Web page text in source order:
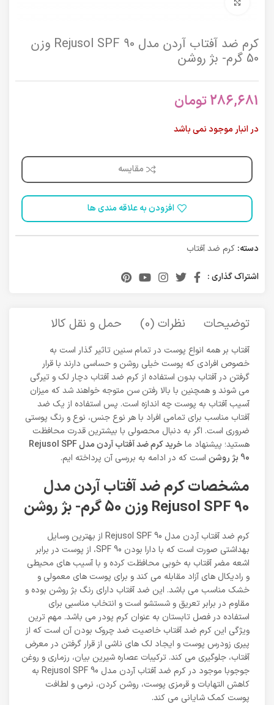
کرم ضد آفتاب آردن مدل Rejusol SPF 90 وزن
50 گرم- بژ روشن
286,681تومان
در انبار موجود نمی باشد
مقایسه
افزودن به علاقه مندی ها
دسته: کرم ضد آفتاب
اشتراک گذاری :
توضیحات نظرات (0) حمل و نقل کالا
آفتاب بر همه انواع پوست در تمام سنین تاثیر گذار است به
خصوص افرادی که پوست خیلی روشن و حساسی دارند با قرار
گرفتن در آفتاب بدون استفاده از کرم ضد آفتاب دچار لک و تیرگی
می شوند و همچنین با بالا رفتن سن متوجه خواهند شد که میزان
آسیب آفتاب به پوست چه اندازه است. پس استفاده از یک ضد
آفتاب مناسب برای تمامی افراد با هر نوع جنس، نوع و رنگ پوستی
ضروری است. اگر به دنبال محصولی با بیشترین قدرت محافظت
هستید؛ پیشنهاد ما
خرید کرم ضد آفتاب آردن مدل Rejusol SPF
90 بژ روشن
است که در ادامه به بررسی آن پرداخته ایم.
مشخصات کرم ضد آفتاب آردن مدل
Rejusol SPF 90 وزن 50 گرم- بژ روشن
کرم ضد آفتاب آردن مدل Rejusol SPF 90 از بهترین وسایل
بهداشتی صورت است که با دارا بودن SPF 90، از پوست در برابر
اشعه مضر آفتاب به خوبی محافظت کرده و با آسیب های محیطی
و رادیکال های آزاد مقابله می کند و برای پوست های معمولی و
خشک مناسب می باشد. این ضد آفتاب دارای رنگ بژ روشن بوده و
مقاوم در برابر تعریق و شستشو است و انتخاب مناسبی برای
استفاده در فصل تابستان به عنوان کرم پودر می باشد. مهم ترین
ویژگی این کرم ضد آفتاب خاصیت ضد چروک بودن آن است که از
پیری زودرس پوست و ایجاد لک های ناشی از قرار گرفتن در معرض
آفتاب، جلوگیری می کند. ترکیبات عصاره شیرین بیان، رزماری و روغن
جوجوبا موجود در کرم ضد آفتاب آردن مدل Rejusol SPF 90 به
کاهش التهابات و قرمزی پوست، روشن کردن، نرمی و لطافت
پوست کمک شایانی می کند.